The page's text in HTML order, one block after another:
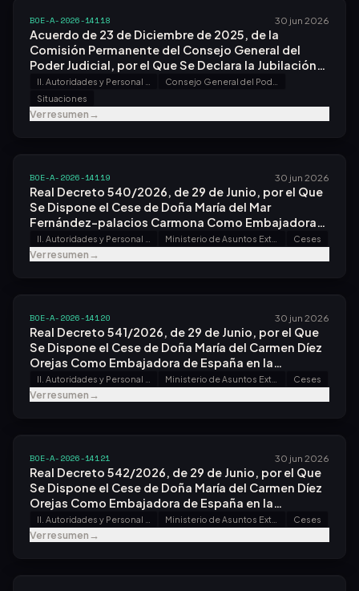
BOE-A-2026-14118 30 jun 2026
Acuerdo de 23 de Diciembre de 2025, de la
Comisión Permanente del Consejo General del
Poder Judicial, por el Que Se Declara la Jubilación
Voluntaria del Magistrado Don Alejandro Francisco
Giménez Murria.
Situaciones
Ver resumen→
BOE-A-2026-14119 30 jun 2026
Real Decreto 540/2026, de 29 de Junio, por el Que
Se Dispone el Cese de Doña María del Mar
Fernández-palacios Carmona Como Embajadora
de España en la República Federativa de Brasil.Ceses
Ver resumen→
BOE-A-2026-14120 30 jun 2026
Real Decreto 541/2026, de 29 de Junio, por el Que
Se Dispone el Cese de Doña María del Carmen Díez
Orejas Como Embajadora de España en la
República Democrática del Congo.
Ceses
Ver resumen→
BOE-A-2026-14121 30 jun 2026
Real Decreto 542/2026, de 29 de Junio, por el Que
Se Dispone el Cese de Doña María del Carmen Díez
Orejas Como Embajadora de España en la
República del Congo.
Ceses
Ver resumen→